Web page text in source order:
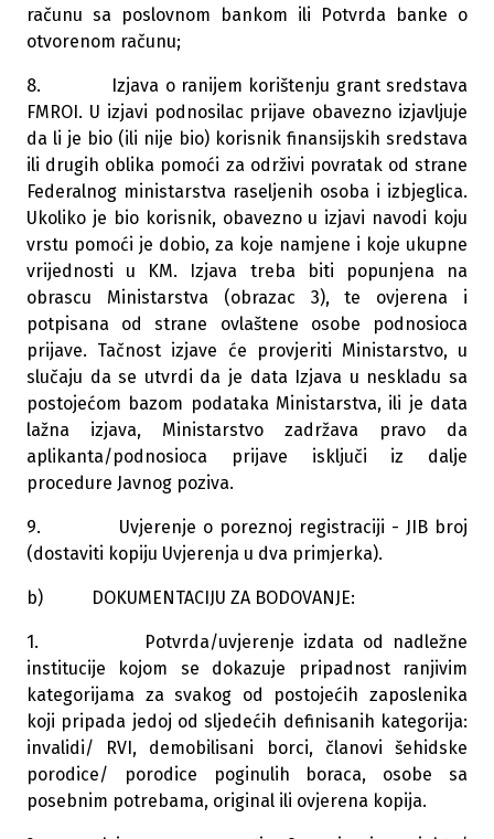
računu sa poslovnom bankom ili Potvrda banke o
otvorenom računu;
8. Izjava o ranijem korištenju grant sredstava
FMROI. U izjavi podnosilac prijave obavezno izjavljuje
da li je bio (ili nije bio) korisnik finansijskih sredstava
ili drugih oblika pomoći za održivi povratak od strane
Federalnog ministarstva raseljenih osoba i izbjeglica.
Ukoliko je bio korisnik, obavezno u izjavi navodi koju
vrstu pomoći je dobio, za koje namjene i koje ukupne
vrijednosti u KM. Izjava treba biti popunjena na
obrascu Ministarstva (obrazac 3), te ovjerena i
potpisana od strane ovlaštene osobe podnosioca
prijave. Tačnost izjave će provjeriti Ministarstvo, u
slučaju da se utvrdi da je data Izjava u neskladu sa
postojećom bazom podataka Ministarstva, ili je data
lažna izjava, Ministarstvo zadržava pravo da
aplikanta/podnosioca prijave isključi iz dalje
procedure Javnog poziva.
9. Uvjerenje o poreznoj registraciji - JIB broj
(dostaviti kopiju Uvjerenja u dva primjerka).
b) DOKUMENTACIJU ZA BODOVANJE:
1. Potvrda/uvjerenje izdata od nadležne
institucije kojom se dokazuje pripadnost ranjivim
kategorijama za svakog od postojećih zaposlenika
koji pripada jedoj od sljedećih definisanih kategorija:
invalidi/ RVI, demobilisani borci, članovi šehidske
porodice/ porodice poginulih boraca, osobe sa
posebnim potrebama, original ili ovjerena kopija.